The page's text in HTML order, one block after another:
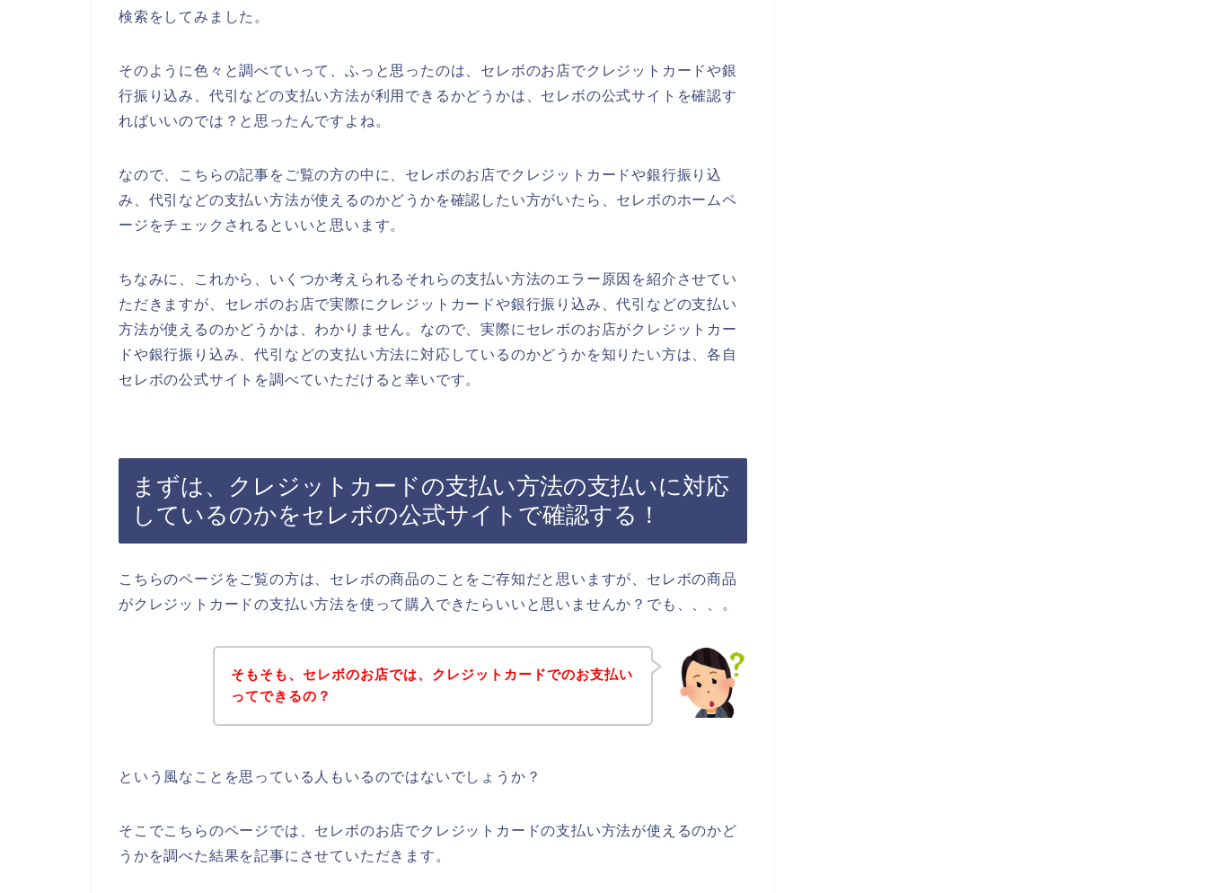
検索をしてみました。
そのように色々と調べていって、ふっと思ったのは、セレボのお店でクレジットカードや銀
行振り込み、代引などの支払い方法が利用できるかどうかは、セレボの公式サイトを確認す
ればいいのでは？と思ったんですよね。
なので、こちらの記事をご覧の方の中に、セレボのお店でクレジットカードや銀行振り込
み、代引などの支払い方法が使えるのかどうかを確認したい方がいたら、セレボのホームペ
ージをチェックされるといいと思います。
ちなみに、これから、いくつか考えられるそれらの支払い方法のエラー原因を紹介させてい
ただきますが、セレボのお店で実際にクレジットカードや銀行振り込み、代引などの支払い
方法が使えるのかどうかは、わかりません。なので、実際にセレボのお店がクレジットカー
ドや銀行振り込み、代引などの支払い方法に対応しているのかどうかを知りたい方は、各自
セレボの公式サイトを調べていただけると幸いです。
まずは、クレジットカードの支払い方法の支払いに対応
しているのかをセレボの公式サイトで確認する！
こちらのページをご覧の方は、セレボの商品のことをご存知だと思いますが、セレボの商品
がクレジットカードの支払い方法を使って購入できたらいいと思いませんか？でも、、、。
そもそも、セレボのお店では、クレジットカードでのお支払い
ってできるの？
という風なことを思っている人もいるのではないでしょうか？
そこでこちらのページでは、セレボのお店でクレジットカードの支払い方法が使えるのかど
うかを調べた結果を記事にさせていただきます。